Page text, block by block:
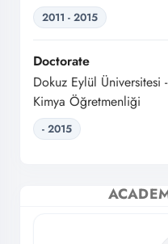
2011 - 2015
Doctorate
Dokuz Eylül Üniversitesi
Kimya Öğretmenliği
- 2015